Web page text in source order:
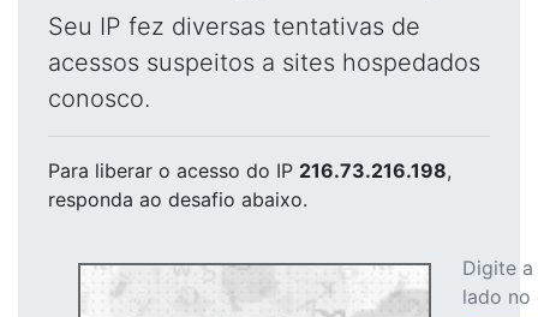
Seu IP fez diversas tentativas de
acessos suspeitos a sites hospedados
conosco.
Para liberar o acesso do IP 216.73.216.198,
responda ao desafio abaixo.
Digite
lado no